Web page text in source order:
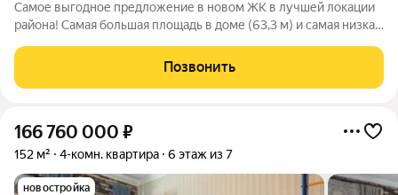
Самое выгодное предложение в новом ЖК в лучшей локации
района! Самая большая площадь в доме (63,3 м) и самая низкая
проспект (третье фото)! В шаговой доступности - метро
Дубровка и МЦК
Позвонить
166 760 000 ₽
152 м² 4-комн. квартира 6 этаж из 7
новостройка